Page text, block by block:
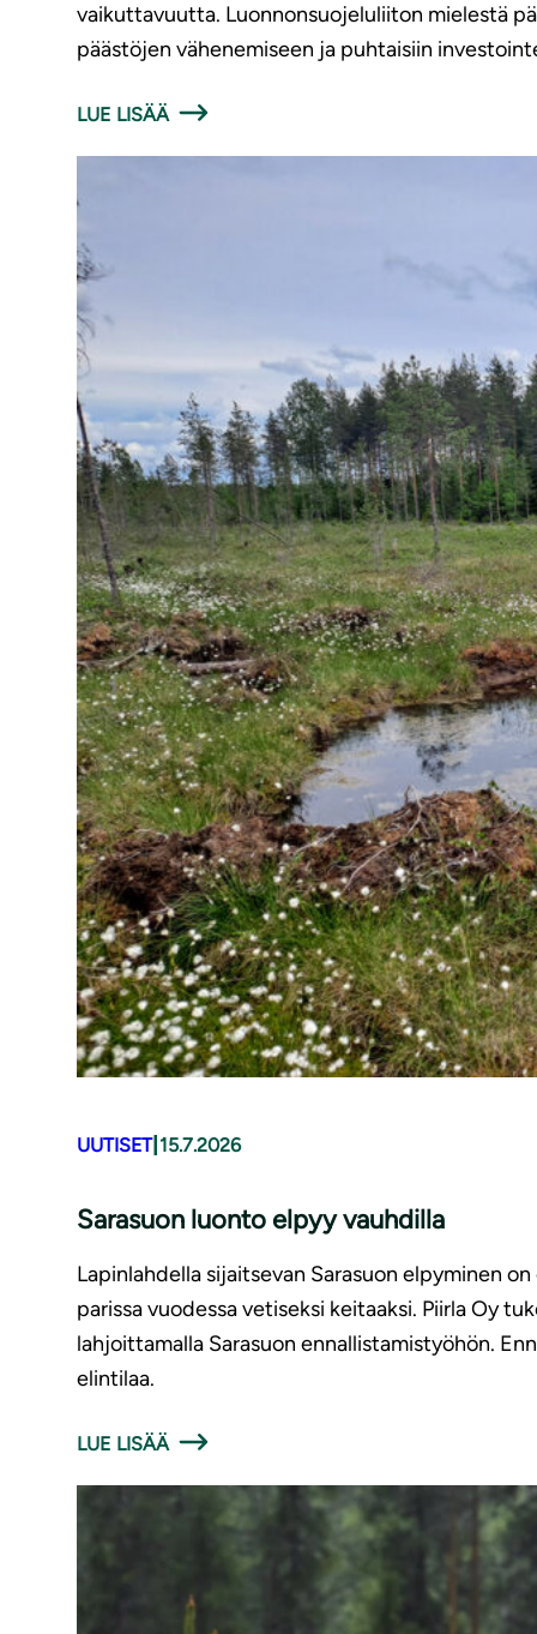
vaikuttavuutta. Luonnonsuojeluliiton mielestä
päästöjen vähenemiseen ja puhtaisiin
LUE LISÄÄ
UUTISET| 15.7.2026
Sarasuon luonto elpyy vauhdilla
Lapinlahdella sijaitsevan Sarasuon elpyminen
parissa vuodessa vetiseksi keitaaksi. Piirla Oy
lahjoittamalla Sarasuon ennallistamistyöhön.
elintilaa.
LUE LISÄÄ